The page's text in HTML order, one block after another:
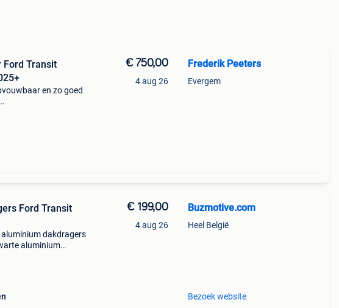
Ford Transit
en zo goed
€ 750,00
4 aug 26
Frederik Peeters
Evergem
Ford Transit
dakdragers
aluminium
€ 199,00
4 aug 26
Buzmotive.com
Heel België
Bezoek website